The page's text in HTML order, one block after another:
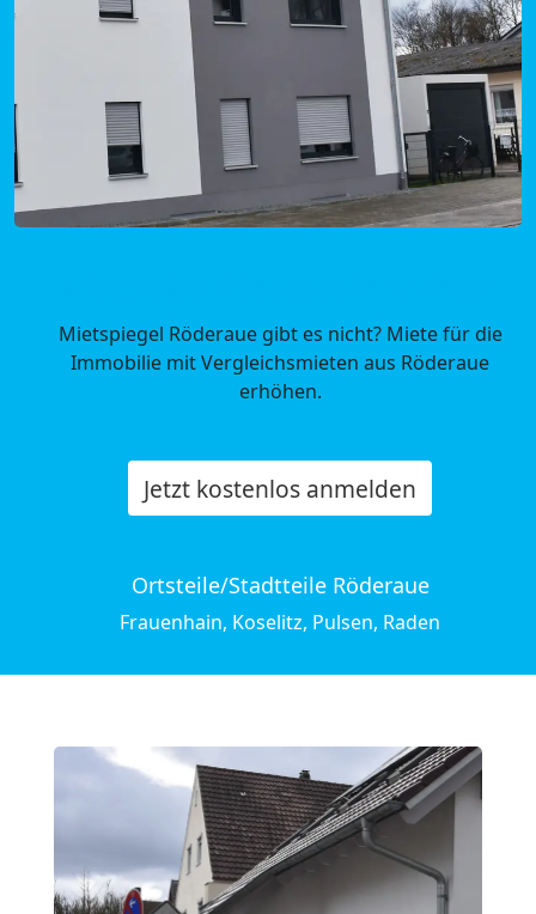
Mietspiegel Röderaue gibt es nicht? Miete für die
Immobilie mit Vergleichsmieten aus Röderaue
erhöhen.
Jetzt kostenlos anmelden
Ortsteile/Stadtteile Röderaue
Frauenhain, Koselitz, Pulsen, Raden